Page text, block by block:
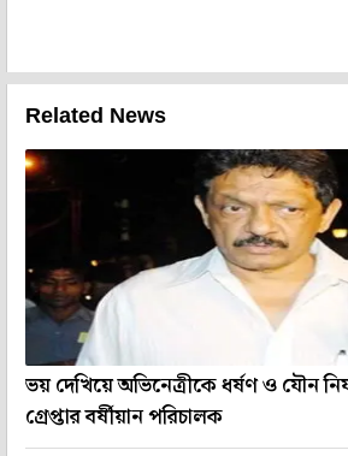
Related News
ভয় দেখিয়ে অভিনেত্রীকে ধর্ষণ ও যৌন
গ্রেপ্তার বর্ষীয়ান পরিচালক